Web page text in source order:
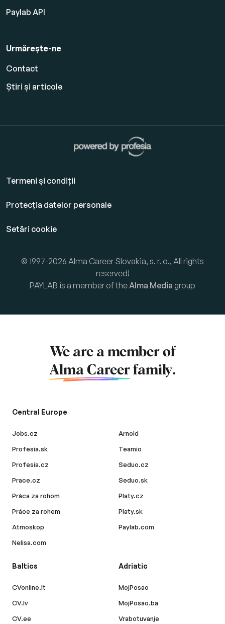
Paylab API
Urmărește-ne
Contact
Știri și articole
Termeni și condiții
Protecția datelor personale
Setări cookie
© 1997-2026 Alma Career Slovakia, s. r. o., All rights
reserved!
PAYLAB is a member of theAlma Media group
We are a member of
Alma Career family.
Central Europe
Jobs.cz
Profesia.sk
Profesia.cz
Prace.cz
Práca za rohom
Práce za rohem
Atmoskop
Nelisa.com
Arnold
Teamio
Seduo.cz
Seduo.sk
Platy.cz
Platy.sk
Paylab.com
Baltics
CVonline.lt
CV.lv
CV.ee
Adriatic
MojPosao
MojPosao.ba
Vrabotuvanje